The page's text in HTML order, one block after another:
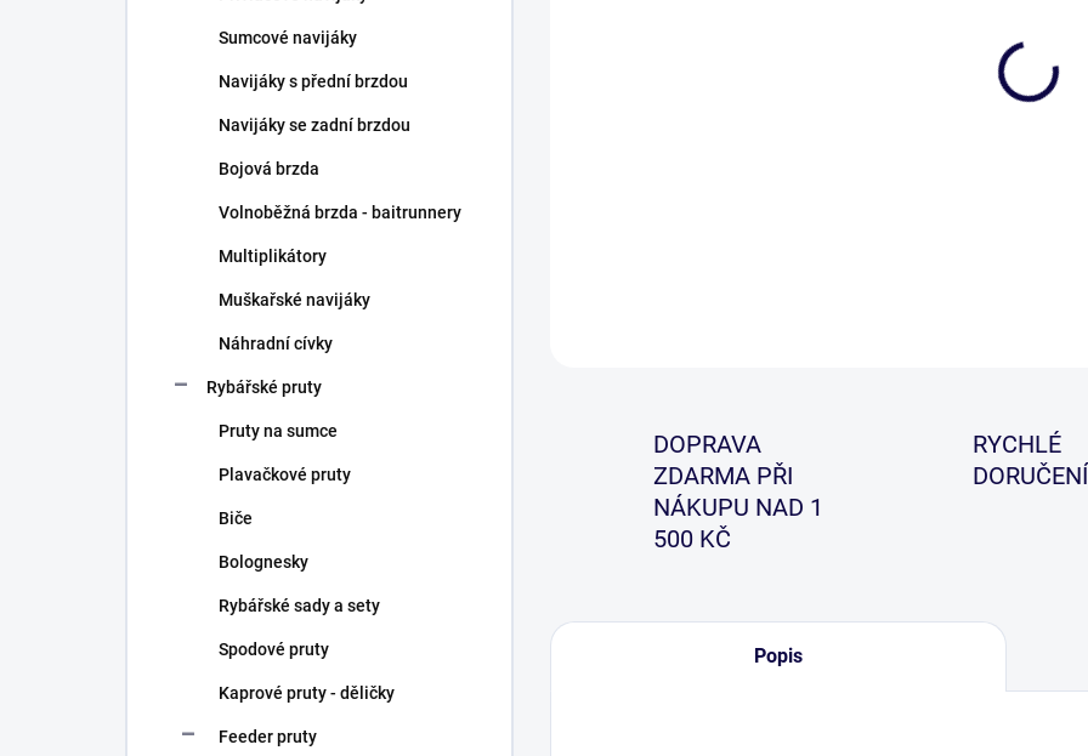
Sumcové navijáky
Navijáky s přední brzdou
Navijáky se zadní brzdou
Bojová brzda
Volnoběžná brzda - baitrunnery
Multiplikátory
Muškařské navijáky
Náhradní cívky
Rybářské pruty
Pruty na sumce
Plavačkové pruty
Biče
Bolognesky
Rybářské sady a sety
Spodové pruty
Kaprové pruty - děličky
Feeder pruty
DOPRAVA
ZDARMA PŘI
NÁKUPU NAD 1
500 KČ
RYCHLÉ
DORUČENÍ
Popis